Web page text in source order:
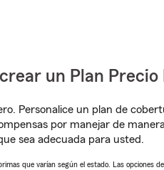
un Plan Precio
Personalice un plan de
por manejar de
sea adecuada para usted.
que varían según el estado. Las opciones